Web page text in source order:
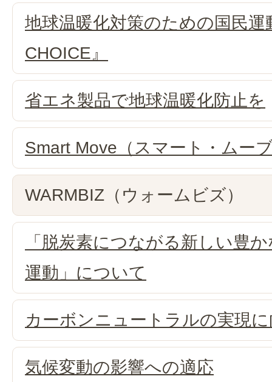
地球温暖化対策のための国民運
CHOICE』
省エネ製品で地球温暖化防止を
Smart Move（スマート・ムー
WARMBIZ（ウォームビズ）
「脱炭素につながる新しい豊
運動」について
カーボンニュートラルの実現
気候変動の影響への適応